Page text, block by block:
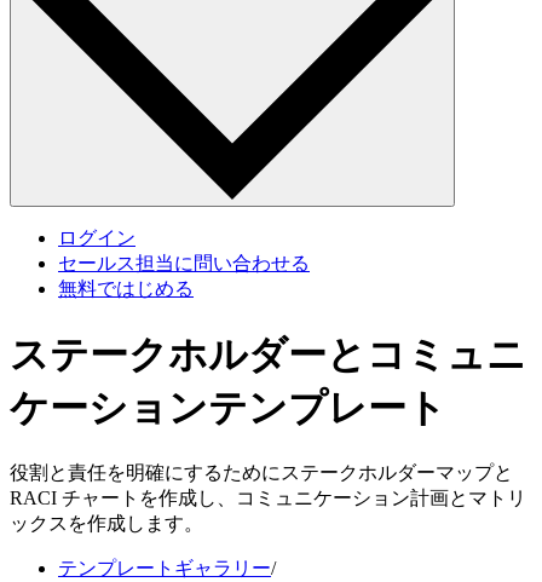
ログイン
セールス担当に問い合わせる
無料ではじめる
ステークホルダーとコミュニ
ケーションテンプレート
役割と責任を明確にするためにステークホルダーマップと
RACI チャートを作成し、コミュニケーション計画とマトリ
ックスを作成します。
テンプレートギャラリー/